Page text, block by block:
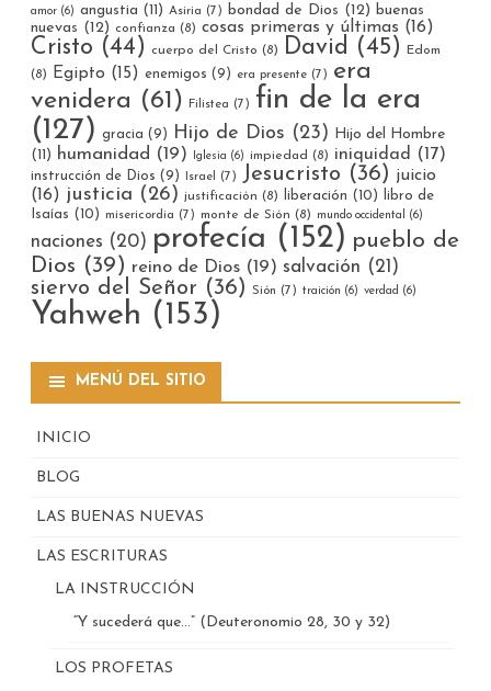
amor (6) angustia (11) Asiria (7) bondad de Dios (12) buenas
nuevas (12) confianza (8) cosas primeras y últimas (16)
Cristo (44) cuerpo del Cristo (8) David (45)
Edom
(8)
Egipto (15) enemigos (9) era presente (7) era
venidera (61) Filistea (7) fin de la era
(127) gracia (9) Hijo de Dios (23)
Hijo del Hombre
(11)
humanidad (19) Iglesia (6) impiedad (8) iniquidad (17)
instrucción de Dios (9) Israel (7) Jesucristo (36) juicio
(16) justicia (26) justificación (8) liberación (10)
libro de
Isaías (10) misericordia (7) monte de Sión (8) mundo occidental (6)
naciones (20) profecía (152) pueblo de
Dios (39) reino de Dios (19) salvación (21)
siervo del Señor (36) Sión (7) traición (6) verdad (6)
Yahweh (153)
MENÚ DEL SITIO
INICIO
BLOG
LAS BUENAS NUEVAS
LAS ESCRITURAS
LA INSTRUCCIÓN
“Y sucederá que…” (Deuteronomio 28, 30 y 32)
LOS PROFETAS